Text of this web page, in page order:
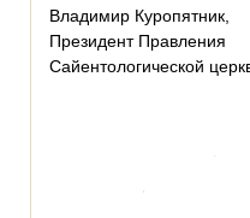
Владимир Куропятник,
Президент Правления
Сайентологической